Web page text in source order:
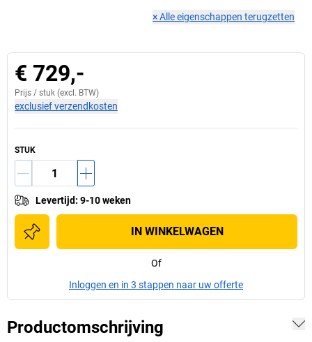
×Alle eigenschappen terugzetten
€ 729,-
Prijs / stuk (excl. BTW)
exclusief verzendkosten
STUK
Levertijd: 9-10 weken
IN WINKELWAGEN
Of
Inloggen en in 3 stappen naar uw offerte
Productomschrijving